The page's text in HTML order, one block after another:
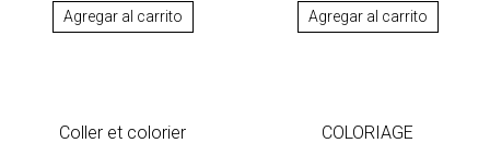
Agregar al carrito Agregar al carrito
Coller et colorier
COLORIAGE